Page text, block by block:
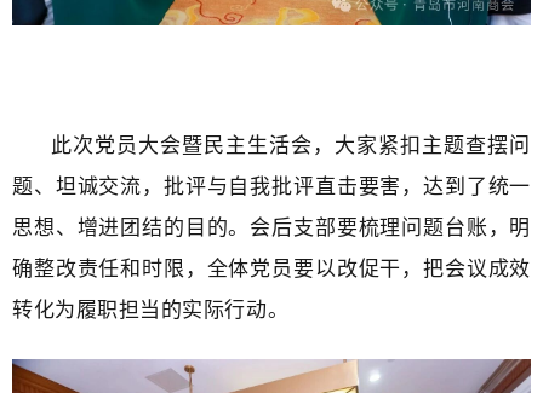
此次党员大会暨民主生活会，大家紧扣主题查摆问
题、坦诚交流，批评与自我批评直击要害，达到了统一
思想、增进团结的目的。会后支部要梳理问题台账，明
确整改责任和时限，全体党员要以改促干，把会议成效
转化为履职担当的实际行动。